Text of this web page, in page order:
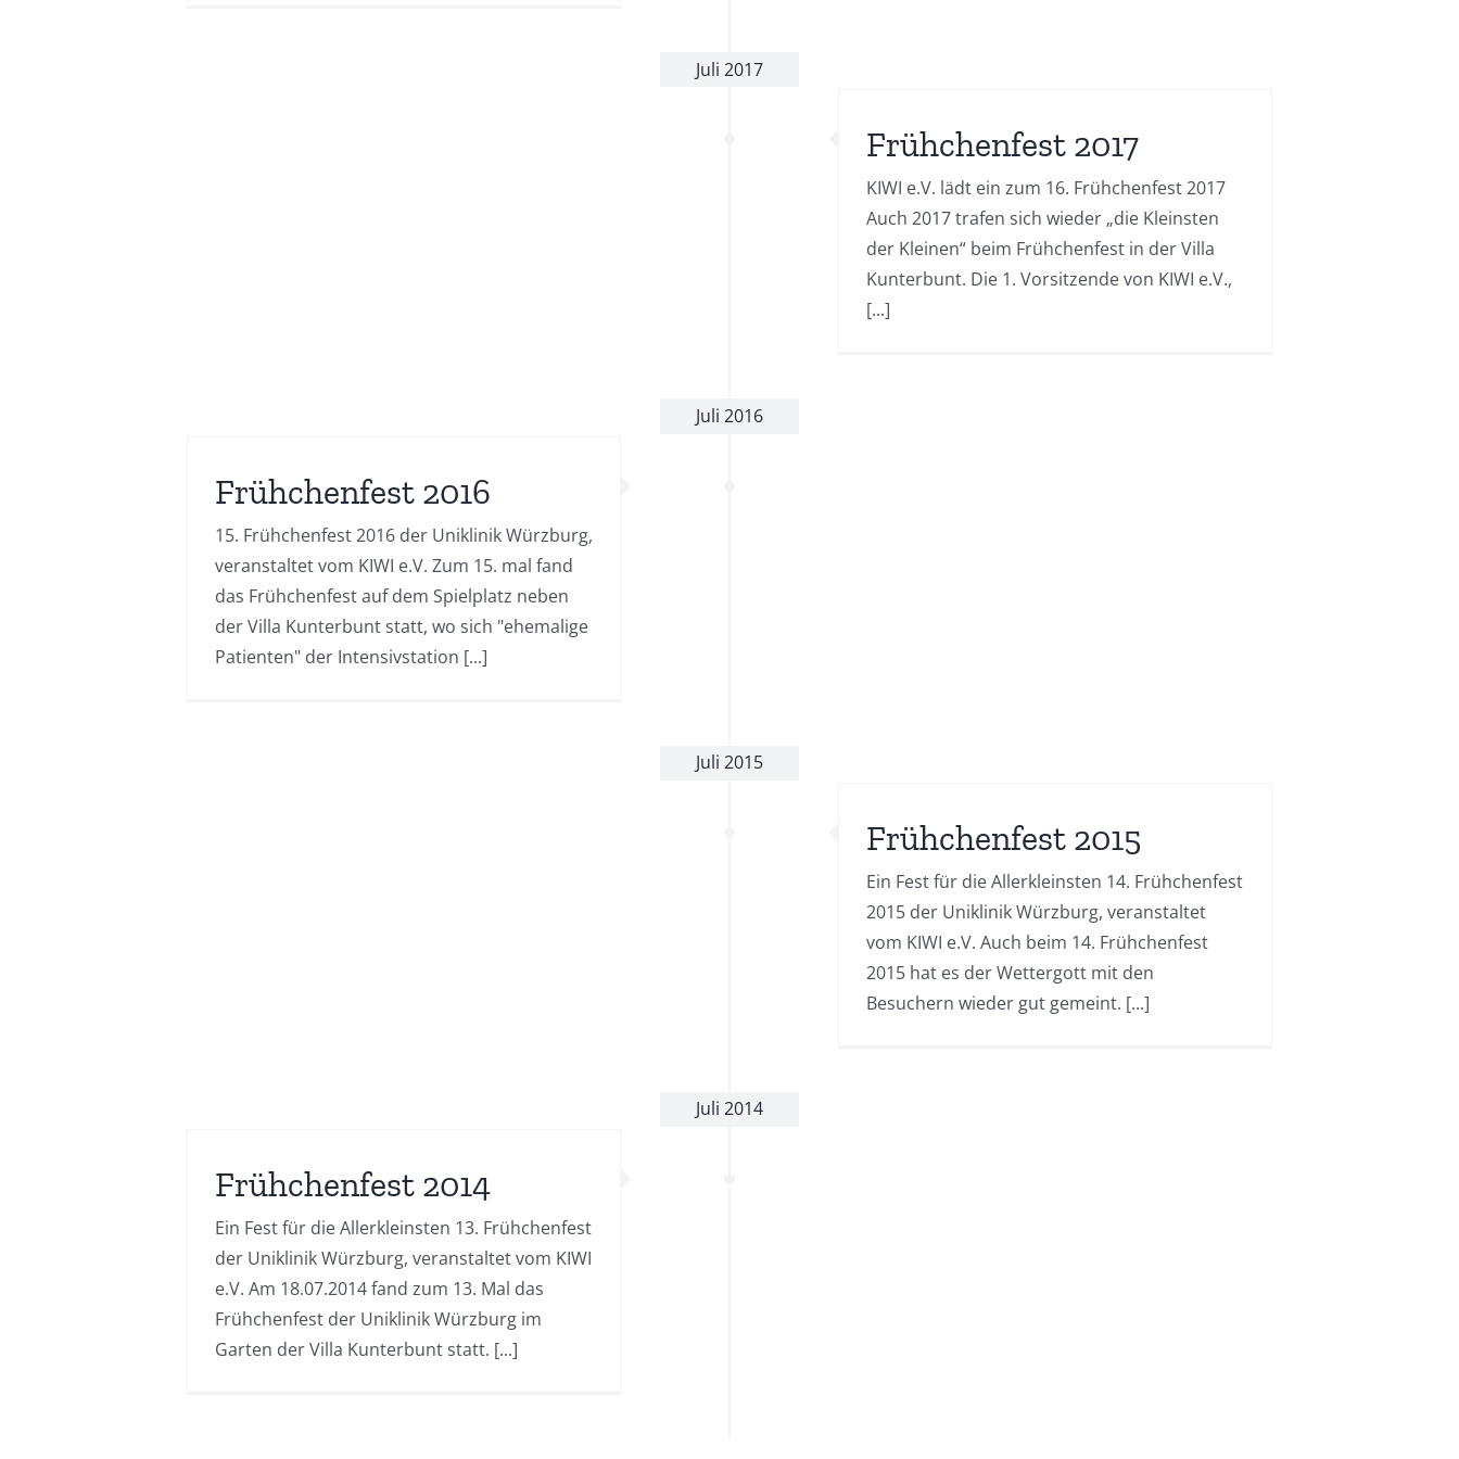
Juli 2017
Frühchenfest 2017
KIWI e.V. lädt ein zum 16. Frühchenfest 2017
Auch 2017 trafen sich wieder „die Kleinsten
der Kleinen“ beim Frühchenfest in der Villa
Kunterbunt. Die 1. Vorsitzende von KIWI e.V.,
[...]
Juli 2016
Frühchenfest 2016
15. Frühchenfest 2016 der Uniklinik Würzburg,
veranstaltet vom KIWI e.V. Zum 15. mal fand
das Frühchenfest auf dem Spielplatz neben
der Villa Kunterbunt statt, wo sich "ehemalige
Patienten" der Intensivstation [...]
Juli 2015
Frühchenfest 2015
Ein Fest für die Allerkleinsten 14. Frühchenfest
2015 der Uniklinik Würzburg, veranstaltet
vom KIWI e.V. Auch beim 14. Frühchenfest
2015 hat es der Wettergott mit den
Besuchern wieder gut gemeint. [...]
Juli 2014
Frühchenfest 2014
Ein Fest für die Allerkleinsten 13. Frühchenfest
der Uniklinik Würzburg, veranstaltet vom KIWI
e.V. Am 18.07.2014 fand zum 13. Mal das
Frühchenfest der Uniklinik Würzburg im
Garten der Villa Kunterbunt statt. [...]